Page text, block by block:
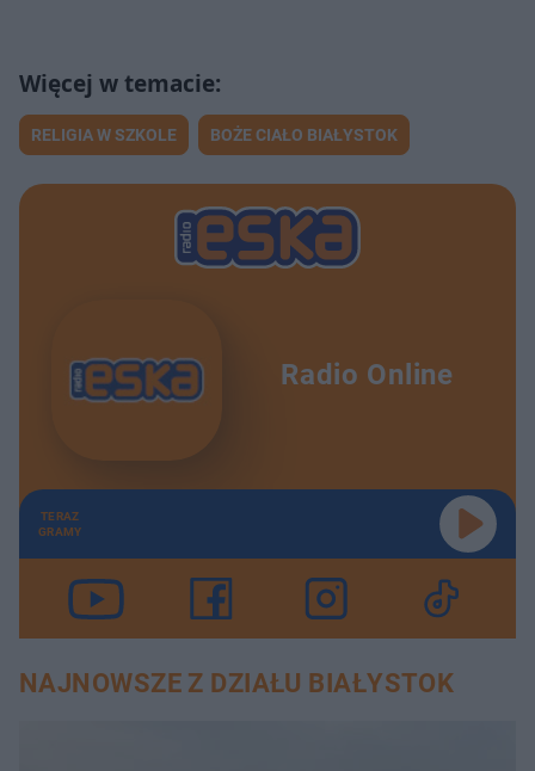
RELIGIA W SZKOLE BOŻE CIAŁO BIAŁYSTOK
Radio Online
TERAZ
GRAMY
NAJNOWSZE Z DZIAŁU BIAŁYSTOK